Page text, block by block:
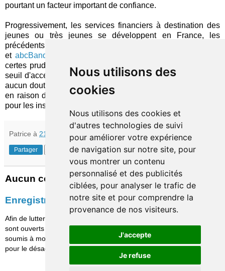
Nous utilisons des
cookies
Nous utilisons des cookies et
d'autres technologies de suivi
pour améliorer votre expérience
de navigation sur notre site, pour
vous montrer un contenu
personnalisé et des publicités
ciblées, pour analyser le trafic de
notre site et pour comprendre la
provenance de nos visiteurs.
J'accepte
Je refuse
pourtant un facteur important de confiance.
Progressivement, les services financiers à destination des
jeunes ou très jeunes se développent en France, les
précédents comprenant notamment
et abcBanque
certes prudentes, probablement par crainte de dépasser un
seuil d'acceptation (éthique) chez les parents, mais il ne fait
aucun doute que cette tendance va continuer à
en raison du potentiel important que représente ce marché,
pour les institutions financières comme pour les
Patrice à 21:23
Partager
Aucun commentaire:
Enregistrer un commentaire
Afin de lutter contre le spam, les commentaires ne
sont ouverts qu'aux personnes identifiées et sont
soumis à modération (je suis sincèrement désolé
pour le désagrément causé…)